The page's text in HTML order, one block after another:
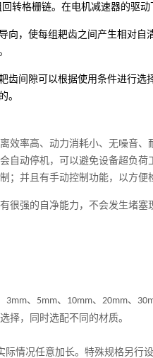
转格栅链。在电机减速器的驱
向，使每组耙齿之间产生相对自
齿间隙可以根据使用条件进行
。
效率高、动力消耗小、无噪音
自动停机，可以避免设备超负
；并且有手动控制功能，以方便
很强的自净能力，不会发生堵塞
3mm、 5mm、 10mm、 20mm、
择，同时选配不同的材质。
情况任意加长。特殊规格另行设